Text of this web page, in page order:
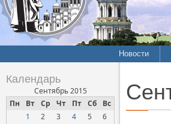
Новости
отношения
Календарь
Сентябрь 2015
Пн
Вт Ср Чт Пт Сб Вс
1 2 3 4 5
6